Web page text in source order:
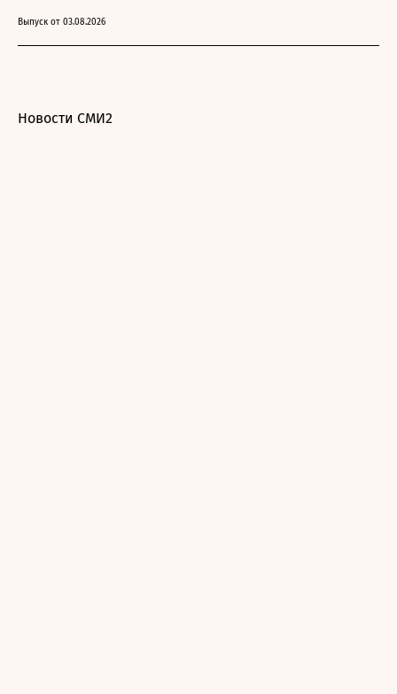
Выпуск от 03.08.2026
Новости СМИ2